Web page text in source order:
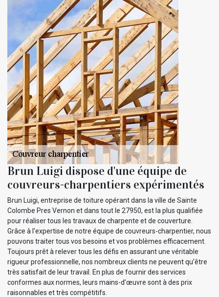
Brun Luigi dispose d'une équipe de
couvreurs-charpentiers expérimentés
Brun Luigi, entreprise de toiture opérant dans la ville de Sainte
Colombe Pres Vernon et dans tout le 27950, est la plus qualifiée
pour réaliser tous les travaux de charpente et de couverture.
Grâce à l'expertise de notre équipe de couvreurs-charpentier, nous
pouvons traiter tous vos besoins et vos problèmes efficacement.
Toujours prêt à relever tous les défis en assurant une véritable
rigueur professionnelle, nos nombreux clients ne peuvent qu’être
très satisfait de leur travail. En plus de fournir des services
conformes aux normes, leurs mains-d’œuvre sont à des prix
raisonnables et très compétitifs.